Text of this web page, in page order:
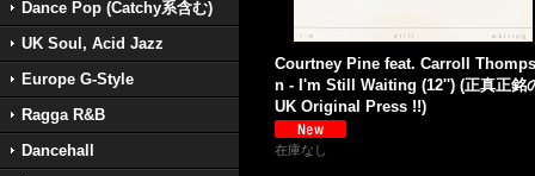
Dance Pop (Catchy系含む)
UK Soul, Acid Jazz
Europe G-Style
Ragga R&B
Dancehall
Courtney Pine feat. Carroll
n - I'm Still Waiting (12'') (正真正銘
UK Original Press !!)
在庫なし